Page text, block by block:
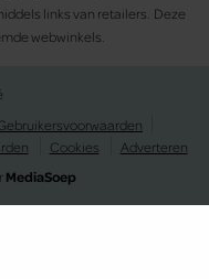
links van retailers. Deze
webwinkels.
Cookies
Adverteren
MediaSoep